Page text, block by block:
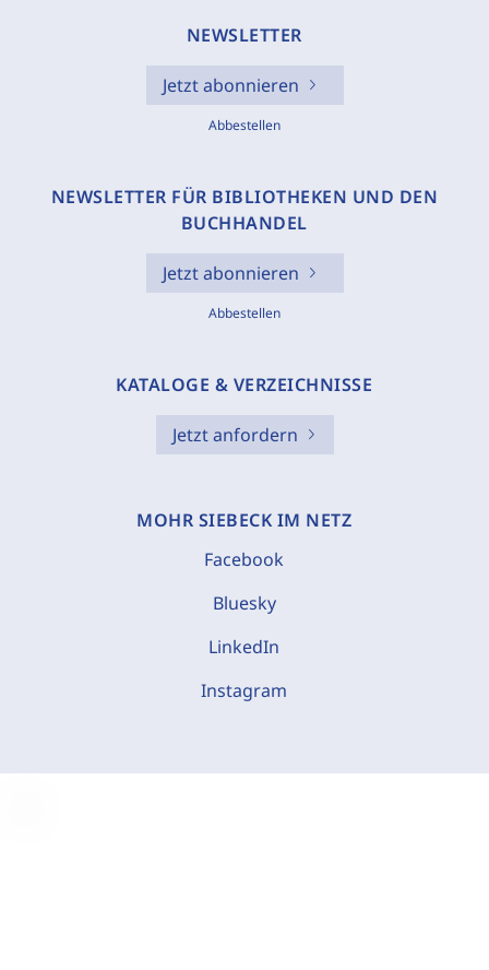
NEWSLETTER
Jetzt abonnieren
Abbestellen
NEWSLETTER FÜR BIBLIOTHEKEN UND DEN
BUCHHANDEL
Jetzt abonnieren
Abbestellen
KATALOGE & VERZEICHNISSE
Jetzt anfordern
MOHR SIEBECK IM NETZ
Facebook
Bluesky
LinkedIn
Instagram